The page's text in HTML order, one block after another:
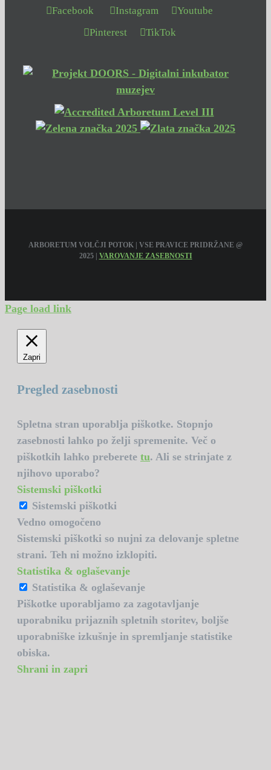
Facebook Instagram
Youtube
Pinterest
TikTok
ARBORETUM VOLČJI POTOK | VSE PRAVICE PRIDRŽANE @
2025 | VAROVANJE ZASEBNOSTI
Page load link
Zapri
Pregled zasebnosti
Spletna stran uporablja piškotke. Stopnjo
zasebnosti lahko po želji spremenite. Več o
piškotkih lahko preberete tu. Ali se strinjate z
njihovo uporabo?
Sistemski piškotki
Sistemski piškotki
Vedno omogočeno
Sistemski piškotki so nujni za delovanje spletne
strani. Teh ni možno izklopiti.
Statistika & oglaševanje
Statistika & oglaševanje
Piškotke uporabljamo za zagotavljanje
uporabniku prijaznih spletnih storitev, boljše
uporabniške izkušnje in spremljanje statistike
obiska.
Shrani in zapri